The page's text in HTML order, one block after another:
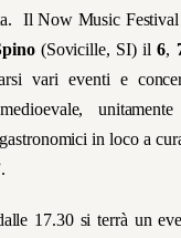
Il Now Music Festival
(Sovicille, SI) il6,
vari eventi e
in loco a
.
17.30 si terrà un